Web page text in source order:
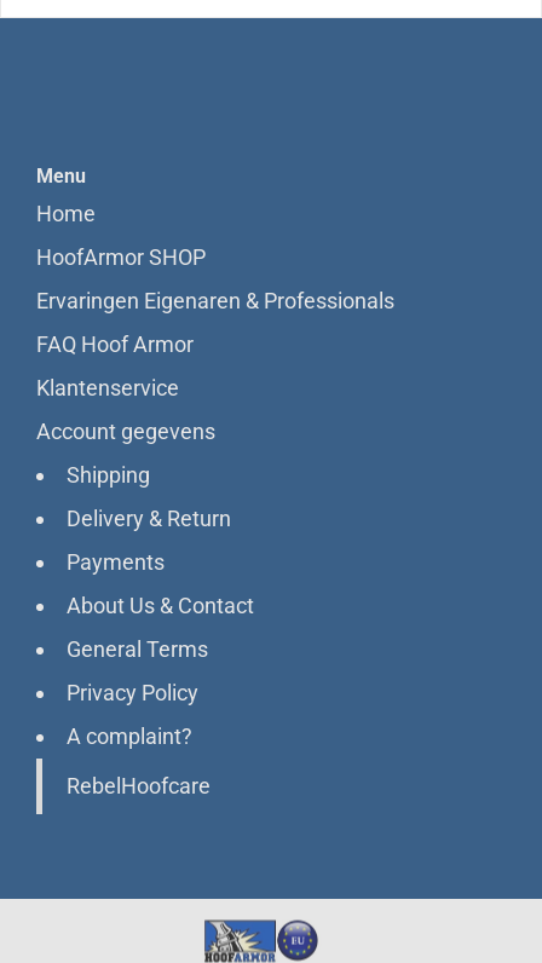
Menu
Home
HoofArmor SHOP
Ervaringen Eigenaren & Professionals
FAQ Hoof Armor
Klantenservice
Account gegevens
Shipping
Delivery & Return
Payments
About Us & Contact
General Terms
Privacy Policy
A complaint?
RebelHoofcare